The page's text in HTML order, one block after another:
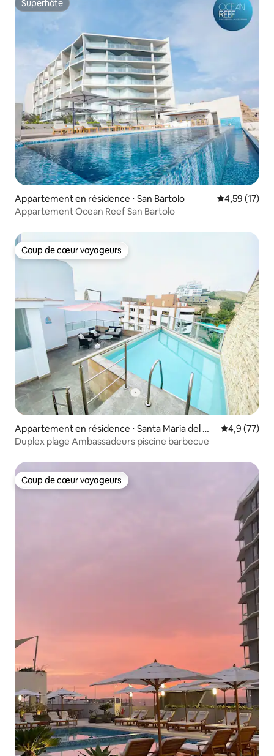
Superhôte
Superhôte
Appartement en résidence ⋅ San Bartolo Évaluation
4,59 (17)
Appartement Ocean Reef San Bartolo
Coup de cœur voyageurs
Coup de cœur voyageurs
Appartement en résidence ⋅ Santa Maria del Ma
r
Évaluation
4,9 (77)
Duplex plage Ambassadeurs piscine barbecue
Coup de cœur voyageurs
Coup de cœur voyageurs